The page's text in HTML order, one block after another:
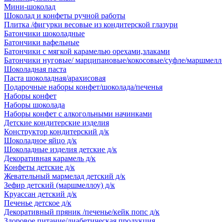
Мини-шоколад
Шоколад и конфеты ручной работы
Плитка /фигурки весовые из кондитерской глазури
Батончики шоколадные
Батончики вафельные
Батончики с мягкой карамелью орехами,злаками
Батончики нуговые/ марципановые/кокосовые/суфле/
Шоколадная паста
Паста шоколадная/арахисовая
Подарочные наборы конфет/шоколада/печенья
Наборы конфет
Наборы шоколада
Наборы конфет с алкогольными начинками
Детские кондитерские изделия
Конструктор кондитерский д/к
Шоколадное яйцо д/к
Шоколадные изделия детские д/к
Декоративная карамель д/к
Конфеты детские д/к
Жевательный мармелад детский д/к
Зефир детский (маршмеллоу) д/к
Круассан детский д/к
Печенье детское д/к
Декоративный пряник /печенье/кейк попс д/к